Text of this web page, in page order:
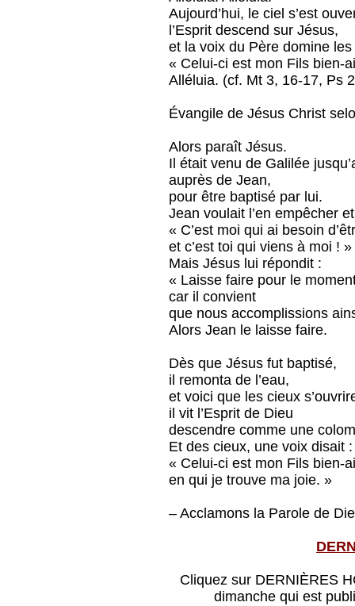
Aujourd’hui, le ciel s’est
l’Esprit descend sur Jésus,
et la voix du Père domine
« Celui-ci est mon Fils bien-
Alléluia. (cf. Mt 3, 16-17, Ps
Évangile de Jésus Christ
Alors paraît Jésus.
Il était venu de Galilée
auprès de Jean,
pour être baptisé par lui.
Jean voulait l’en empêcher
« C’est moi qui ai besoin
et c’est toi qui viens à moi ! »
Mais Jésus lui répondit :
« Laisse faire pour le
car il convient
que nous accomplissions
Alors Jean le laisse faire.
Dès que Jésus fut baptisé,
il remonta de l’eau,
et voici que les cieux
il vit l’Esprit de Dieu
descendre comme une
Et des cieux, une voix disait :
« Celui-ci est mon Fils bien-
en qui je trouve ma joie. »
– Acclamons la Parole de
Cliquez sur DERNIÈRES
dimanche qui est